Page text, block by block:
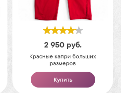
2 950 руб.
Красные капри больших
размеров
Купить